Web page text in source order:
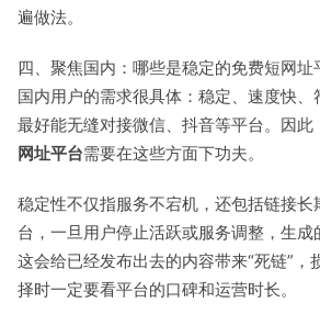
遍做法。
四、聚焦国内：哪些是稳定的免费短网址
国内用户的需求很具体：稳定、速度快、
最好能无缝对接微信、抖音等平台。因此
网址平台需要在这些方面下功夫。
稳定性不仅指服务不宕机，还包括链接
台，一旦用户停止活跃或服务调整，生成
这会给已经发布出去的内容带来“死链”，
择时一定要看平台的口碑和运营时长。